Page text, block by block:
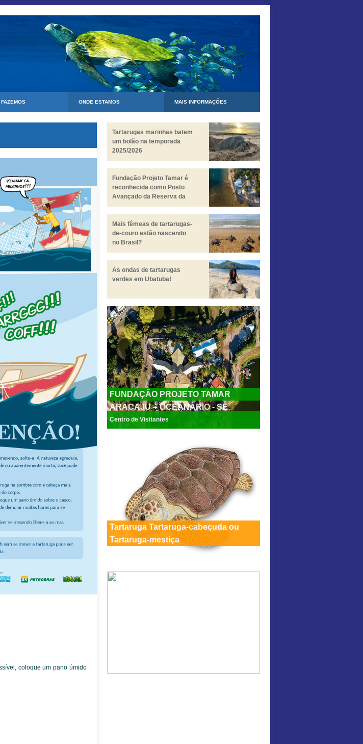
ONDE ESTAMOS MAIS INFORMAÇÕES
coloque um pano úmido
Tartarugas marinhas batem
um bolão na temporada
2025/2026
Fundação Projeto Tamar é
reconhecida como Posto
Avançado da Reserva da
Biosfera da Mata Atlântica
Mais fêmeas de tartarugas-
de-couro estão nascendo
no Brasil?
As ondas de tartarugas
verdes em Ubatuba!
FUNDAÇÃO PROJETO TAMAR
ARACAJU – OCEANÁRIO - SE
Centro de Visitantes
Tartaruga Tartaruga-cabeçuda ou
Tartaruga-mestiça